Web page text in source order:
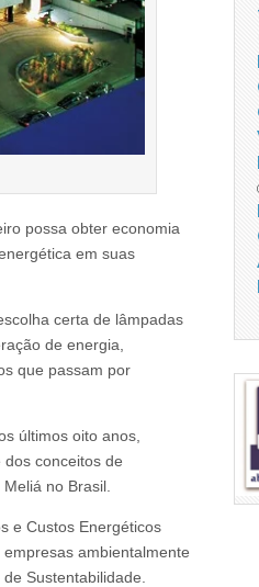
possa obter economia
em suas
certa de lâmpadas
de energia,
que passam por
últimos oito anos,
conceitos de
no Brasil.
e Custos Energéticos
ambientalmente
Sustentabilidade.